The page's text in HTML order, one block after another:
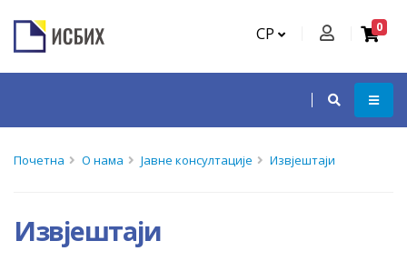
СР 0
Почетна О нама Јавне консултације Извјештаји
Извјештаји